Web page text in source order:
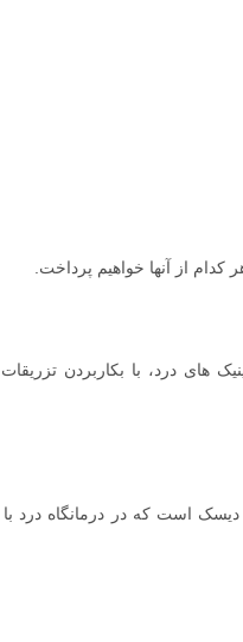
از آنها خواهیم پرداخت.
های درد، با بکاربردن
است که در درمانگاه درد با